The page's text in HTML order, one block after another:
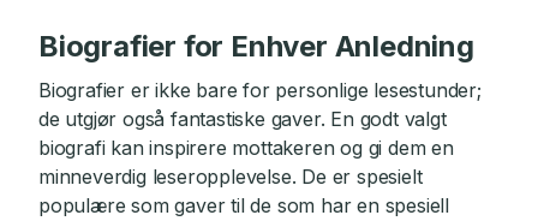
Biografier for Enhver Anledning
Biografier er ikke bare for personlige lesestunder;
de utgjør også fantastiske gaver. En godt valgt
biografi kan inspirere mottakeren og gi dem en
minneverdig leseropplevelse. De er spesielt
populære som gaver til de som har en spesiell